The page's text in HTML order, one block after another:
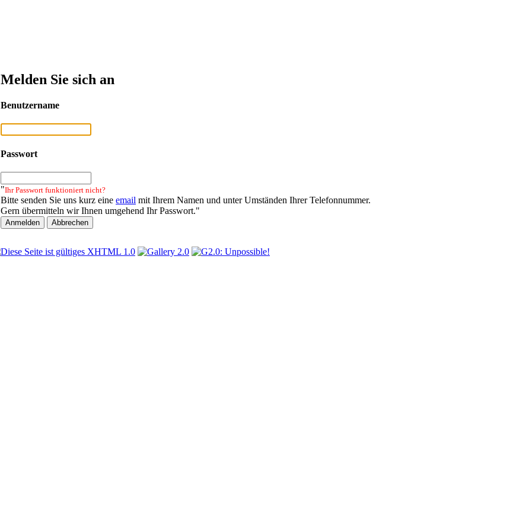
Melden Sie sich an
Benutzername
Passwort
"Ihr Passwort funktioniert nicht?
Bitte senden Sie uns kurz eine email mit Ihrem Namen und unter Umständen Ihrer Telefonnummer.
Gern übermitteln wir Ihnen umgehend Ihr Passwort."